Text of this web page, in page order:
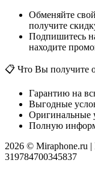
Обменяйте
получите
Подпишитесь
находите
📋 Что Вы получите
Гарантию на
Выгодные
Оригинальные
Полную
2026 ©
319784700345837